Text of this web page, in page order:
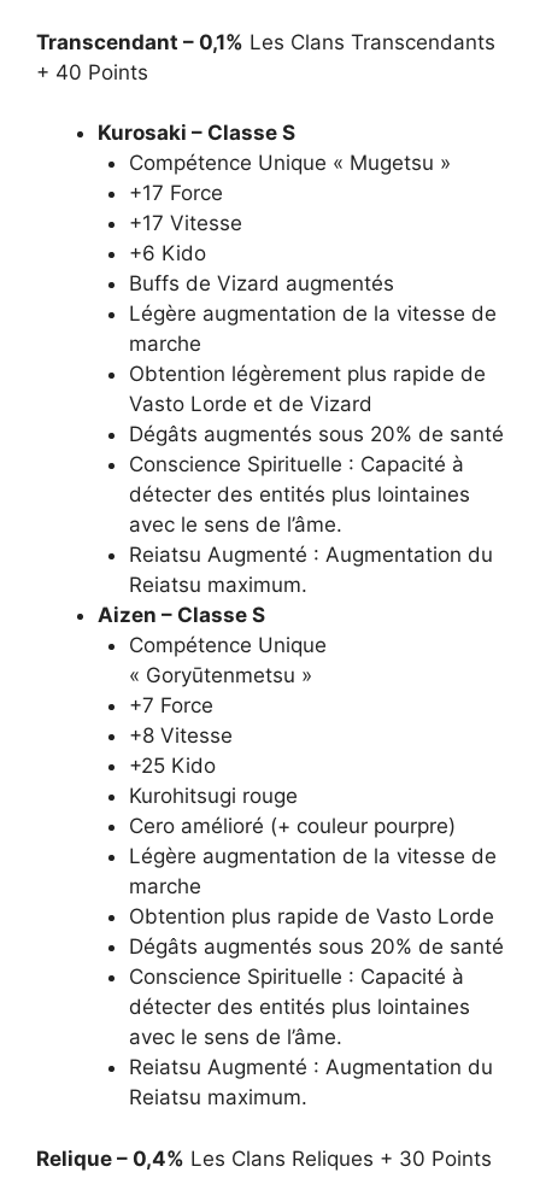
Transcendant – 0,1% Les Clans Transcendants
+ 40 Points
Kurosaki – Classe S
Compétence Unique « Mugetsu »
+17 Force
+17 Vitesse
+6 Kido
Buffs de Vizard augmentés
Légère augmentation de la vitesse de
marche
Obtention légèrement plus rapide de
Vasto Lorde et de Vizard
Dégâts augmentés sous 20% de santé
Conscience Spirituelle : Capacité à
détecter des entités plus lointaines
avec le sens de l’âme.
Reiatsu Augmenté : Augmentation du
Reiatsu maximum.
Aizen – Classe S
Compétence Unique
« Goryūtenmetsu »
+7 Force
+8 Vitesse
+25 Kido
Kurohitsugi rouge
Cero amélioré (+ couleur pourpre)
Légère augmentation de la vitesse de
marche
Obtention plus rapide de Vasto Lorde
Dégâts augmentés sous 20% de santé
Conscience Spirituelle : Capacité à
détecter des entités plus lointaines
avec le sens de l’âme.
Reiatsu Augmenté : Augmentation du
Reiatsu maximum.
Relique – 0,4% Les Clans Reliques + 30 Points